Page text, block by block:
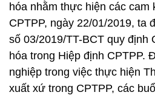
hóa nhằm thực hiện các cam
CPTPP, ngày 22/01/2019, ta
số 03/2019/TT-BCT quy định
hóa trong Hiệp định CPTPP.
nghiệp trong việc thực hiện
xuất xứ trong CPTPP, các